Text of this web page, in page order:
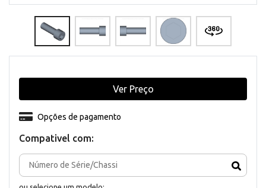
Compativel com:
Opções de pagamento
Ver Preço